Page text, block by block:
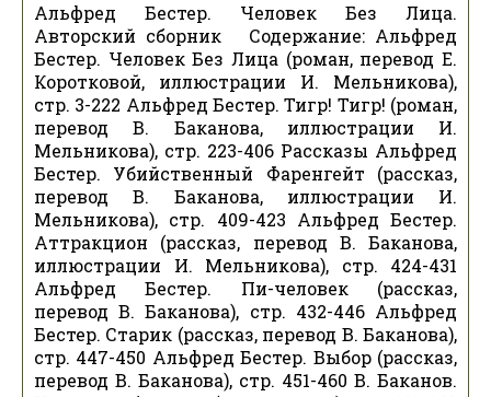
Альфред Бестер. Человек Без Лица.
Авторский сборник Содержание: Альфред
Бестер. Человек Без Лица (роман, перевод Е.
Коротковой, иллюстрации И. Мельникова),
стр. 3-222 Альфред Бестер. Тигр! Тигр! (роман,
перевод В. Баканова, иллюстрации И.
Мельникова), стр. 223-406 Рассказы Альфред
Бестер. Убийственный Фаренгейт (рассказ,
перевод В. Баканова, иллюстрации И.
Мельникова), стр. 409-423 Альфред Бестер.
Аттракцион (рассказ, перевод В. Баканова,
иллюстрации И. Мельникова), стр. 424-431
Альфред Бестер. Пи-человек (рассказ,
перевод В. Баканова), стр. 432-446 Альфред
Бестер. Старик (рассказ, перевод В. Баканова),
стр. 447-450 Альфред Бестер. Выбор (рассказ,
перевод В. Баканова), стр. 451-460 В. Баканов.